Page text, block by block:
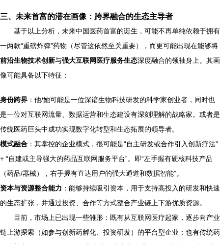
三、未来首富的潜在画像：跨界融合的生态主导者
基于以上分析，未来中国医药首富的诞生，可能不再单纯依赖于拥有
一两款“重磅炸弹”药物（尽管这依然至关重要），而更可能出现在能够将
前沿生物技术创新与强大互联网医疗服务生态深度融合的领袖身上。其画
像可能具备以下特征：
身份跨界 ：他/她可能是一位深谙生物科技研发的科学家创业者，同时也
是一位对互联网流量、数据运营和生态建设有深刻理解的战略家。或者是
传统医药巨头中成功实现数字化转型和生态拓展的领导者。
模式融合 ：其掌控的企业模式，很可能是“自主研发或合作引入创新疗法”
+ “自建或主导强大的药品互联网服务平台”。即“左手握有硬核科技产品
（药品/器械），右手握有直达用户的强大通道和数据智能”。
资本与资源整合能力 ：能够持续吸引资本，用于支持高投入的研发和快速
的生态扩张，并通过投资、合作等方式整合产业链上下游优质资源。
目前，市场上已出现一些雏形：既有从互联网医疗起家，逐步向产业
链上游探索（如参与创新药孵化、投资研发）的平台型企业；也有传统药